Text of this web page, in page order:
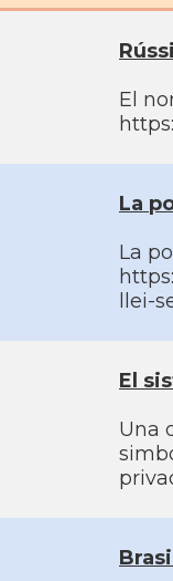
El
La
La
llei-
El
Una